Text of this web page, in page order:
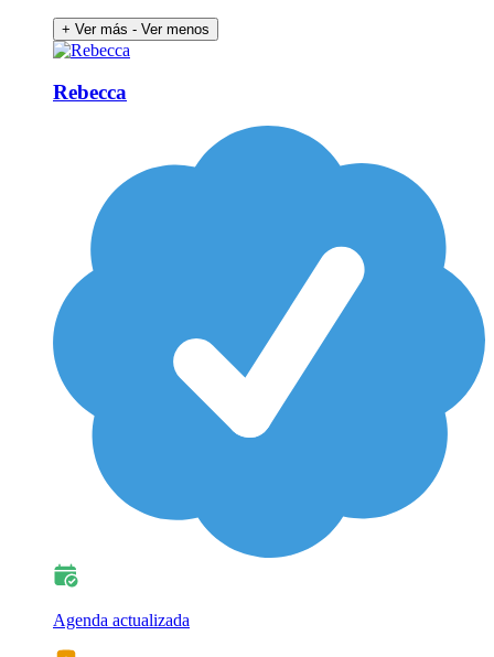
+ Ver más - Ver menos
Rebecca
Agenda actualizada